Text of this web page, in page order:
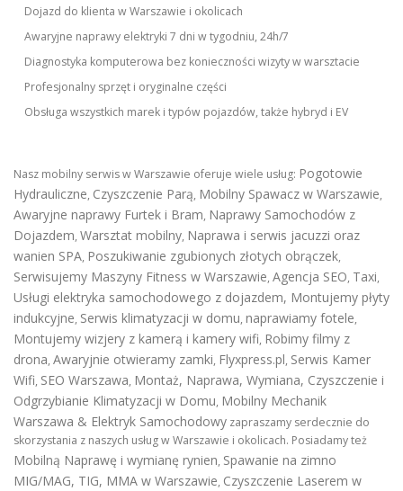
Dojazd do klienta w Warszawie i okolicach
Awaryjne naprawy elektryki 7 dni w tygodniu, 24h/7
Diagnostyka komputerowa bez konieczności wizyty w warsztacie
Profesjonalny sprzęt i oryginalne części
Obsługa wszystkich marek i typów pojazdów, także hybryd i EV
Nasz mobilny serwis w Warszawie oferuje wiele usług: Pogotowie
Hydrauliczne, Czyszczenie Parą, Mobilny Spawacz w Warszawie,
Awaryjne naprawy Furtek i Bram, Naprawy Samochodów z
Dojazdem, Warsztat mobilny, Naprawa i serwis jacuzzi oraz
wanien SPA, Poszukiwanie zgubionych złotych obrączek,
Serwisujemy Maszyny Fitness w Warszawie, Agencja SEO, Taxi,
Usługi elektryka samochodowego z dojazdem, Montujemy płyty
indukcyjne, Serwis klimatyzacji w domu, naprawiamy fotele,
Montujemy wizjery z kamerą i kamery wifi, Robimy filmy z
drona, Awaryjnie otwieramy zamki, Flyxpress.pl, Serwis Kamer
Wifi, SEO Warszawa, Montaż, Naprawa, Wymiana, Czyszczenie i
Odgrzybianie Klimatyzacji w Domu, Mobilny Mechanik
Warszawa & Elektryk Samochodowy zapraszamy serdecznie do
skorzystania z naszych usług w Warszawie i okolicach. Posiadamy też
Mobilną Naprawę i wymianę rynien, Spawanie na zimno
MIG/MAG, TIG, MMA w Warszawie, Czyszczenie Laserem w